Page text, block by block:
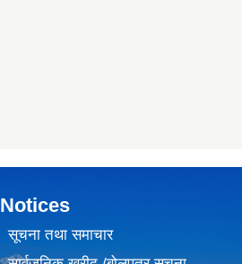
Notices
सूचना तथा समाचार